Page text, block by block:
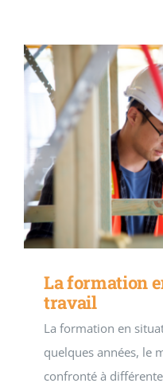
La formation
travail
La formation en
quelques années, le
confronté à